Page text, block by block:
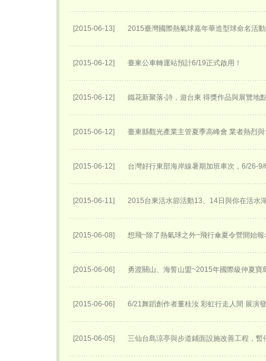
[2015-06-13] 2015臺灣國際熱氣球嘉年華​造型球命名活
[2015-06-12] 臺東公車轉運站預計6/19正式啟用！
[2015-06-12] 鐵花新聚落-詩，遊台東 得獎作品與展覽地
[2015-06-12] 臺東縣觀光產業主管夏季高峰會 業者熱烈
[2015-06-12] 台灣好行東部海岸線暑期加班車次，6/26-
[2015-06-11] 2015台東活水節活動13、14日與你在活水
[2015-06-08] 想飛~除了熱氣球之外~飛行傘夏令營開始報
[2015-06-06] 勇渡關山、海誓山盟~2015年國際級仲夏寶
[2015-06-06] 6/21舞蹈創作者董桂汝 彩虹行走人間 展演
[2015-06-05] 三仙台島涼亭與步道鋪面設施改善工程，暫